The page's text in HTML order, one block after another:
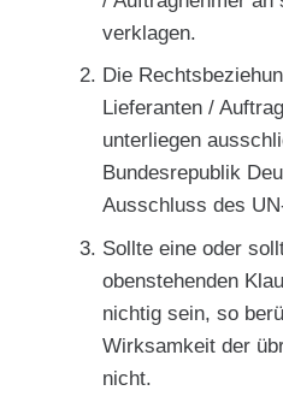
verklagen.
Die
Lieferanten /
unterliegen
Bundesrepublik
Ausschluss des
Sollte eine oder
obenstehenden
nichtig sein, so
Wirksamkeit der
nicht.